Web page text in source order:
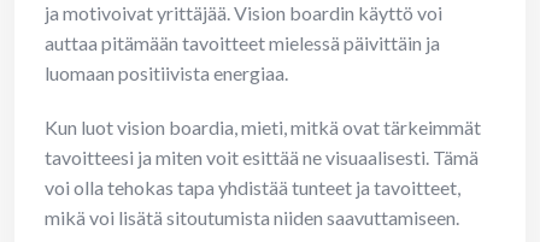
ja motivoivat yrittäjää. Vision boardin käyttö voi
auttaa pitämään tavoitteet mielessä päivittäin ja
luomaan positiivista energiaa.
Kun luot vision boardia, mieti, mitkä ovat tärkeimmät
tavoitteesi ja miten voit esittää ne visuaalisesti. Tämä
voi olla tehokas tapa yhdistää tunteet ja tavoitteet,
mikä voi lisätä sitoutumista niiden saavuttamiseen.